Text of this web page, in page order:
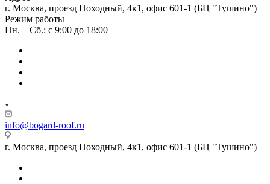
г. Москва, проезд Походный, 4к1, офис 601-1 (БЦ "Тушино")
Режим работы
Пн. – Сб.: с 9:00 до 18:00
info@bogard-roof.ru
г. Москва, проезд Походный, 4к1, офис 601-1 (БЦ "Тушино")